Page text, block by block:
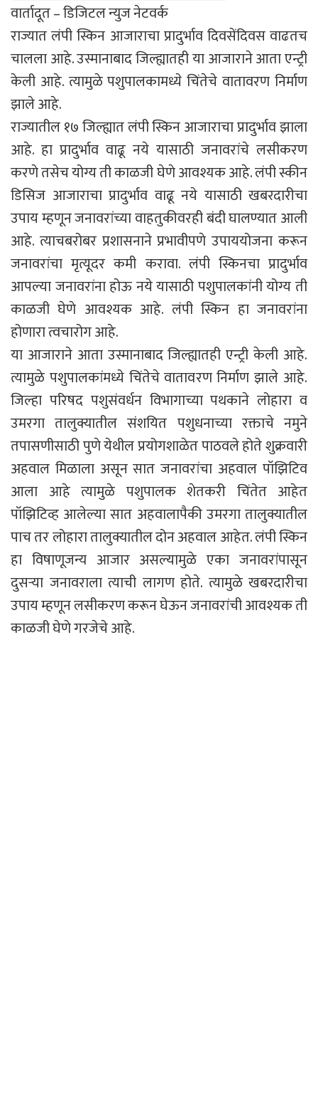
वार्तादूत – डिजिटल न्युज नेटवर्क
राज्यात लंपी स्किन आजाराचा प्रादुर्भाव दिवसेंदिवस वाढतच
चालला आहे. उस्मानाबाद जिल्ह्यातही या आजाराने आता एन्ट्री
केली आहे. त्यामुळे पशुपालकामध्ये चिंतेचे वातावरण निर्माण
झाले आहे.
राज्यातील १७ जिल्ह्यात लंपी स्किन आजाराचा प्रादुर्भाव झाला
आहे. हा प्रादुर्भाव वाढू नये यासाठी जनावरांचे लसीकरण
करणे तसेच योग्य ती काळजी घेणे आवश्यक आहे. लंपी स्कीन
डिसिज आजाराचा प्रादुर्भाव वाढू नये यासाठी खबरदारीचा
उपाय म्हणून जनावरांच्या वाहतुकीवरही बंदी घालण्यात आली
आहे. त्याचबरोबर प्रशासनाने प्रभावीपणे उपाययोजना करून
जनावरांचा मृत्यूदर कमी करावा. लंपी स्किनचा प्रादुर्भाव
आपल्या जनावरांना होऊ नये यासाठी पशुपालकांनी योग्य ती
काळजी घेणे आवश्यक आहे. लंपी स्किन हा जनावरांना
होणारा त्वचारोग आहे.
या आजाराने आता उस्मानाबाद जिल्ह्यातही एन्ट्री केली आहे.
त्यामुळे पशुपालकांमध्ये चिंतेचे वातावरण निर्माण झाले आहे.
जिल्हा परिषद पशुसंवर्धन विभागाच्या पथकाने लोहारा व
उमरगा तालुक्यातील संशयित पशुधनाच्या रक्ताचे नमुने
तपासणीसाठी पुणे येथील प्रयोगशाळेत पाठवले होते शुक्रवारी
अहवाल मिळाला असून सात जनावरांचा अहवाल पॉझिटिव
आला आहे त्यामुळे पशुपालक शेतकरी चिंतेत आहेत
पॉझिटिव्ह आलेल्या सात अहवालापैकी उमरगा तालुक्यातील
पाच तर लोहारा तालुक्यातील दोन अहवाल आहेत. लंपी स्किन
हा विषाणूजन्य आजार असल्यामुळे एका जनावरांपासून
दुसऱ्या जनावराला त्याची लागण होते. त्यामुळे खबरदारीचा
उपाय म्हणून लसीकरण करून घेऊन जनावरांची आवश्यक ती
काळजी घेणे गरजेचे आहे.